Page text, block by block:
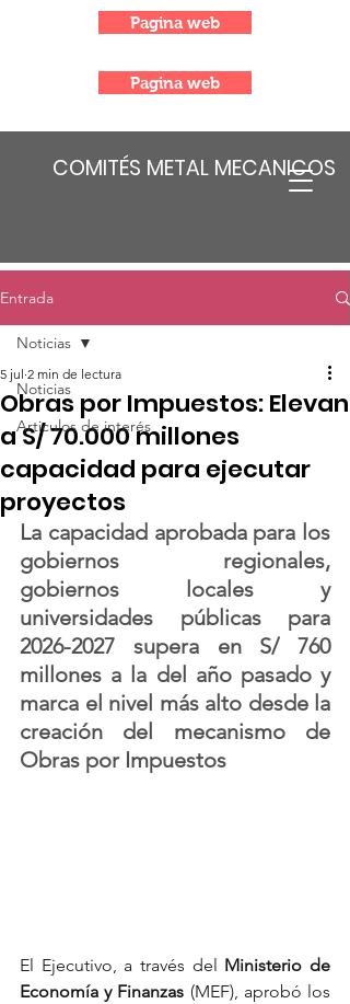
COMITÉS METAL MECANICOS
Pagina web
Pagina web
Entrada
Noticias
Articulos de interés
Noticias
Obras por Impuestos: Elevan
a S/ 70.000 millones
capacidad para ejecutar
proyectos
5 jul 2 min de lectura
La capacidad aprobada para los
gobiernos regionales,
gobiernos locales y
universidades públicas para
2026-2027 supera en S/ 760
millones a la del año pasado y
marca el nivel más alto desde la
creación del mecanismo de
Obras por Impuestos
El Ejecutivo, a través del Ministerio de
Economía y Finanzas (MEF), aprobó los